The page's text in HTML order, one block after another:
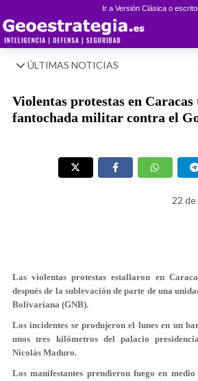
Ir a Versión Clásica o
ÚLTIMAS NOTICIAS
Violentas protestas en Caracas
fantochada militar contra el
22
Las violentas protestas estallaron en
después de la sublevación de parte de una
Bolivariana (GNB).
Los incidentes se produjeron el lunes en un
unos tres kilómetros del palacio
Nicolás Maduro.
Los manifestantes prendieron fuego en